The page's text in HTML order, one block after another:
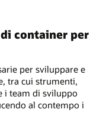
container per
per sviluppare e
tra cui strumenti,
i team di sviluppo
al contempo i